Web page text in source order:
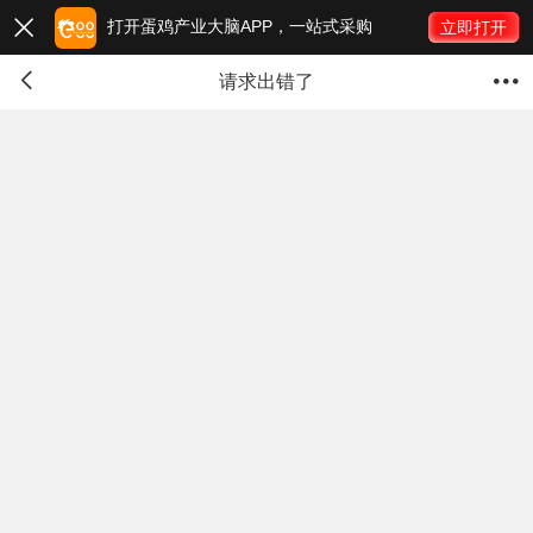
 打开蛋鸡产业大脑APP，一站式采购 立即打开
 请求出错了 